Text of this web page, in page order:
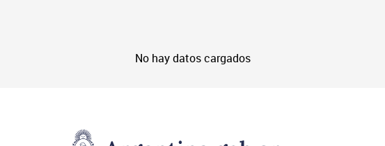
No hay datos cargados